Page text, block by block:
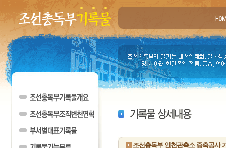
조선총독부 인천관측소 증축공사